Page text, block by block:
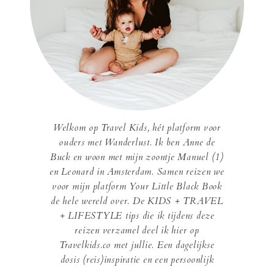
Welkom op Travel Kids, hét platform voor
ouders met Wanderlust. Ik ben Anne de
Buck en woon met mijn zoontje Manuel (1)
en Leonard in Amsterdam. Samen reizen we
voor mijn platform Your Little Black Book
de hele wereld over. De KIDS + TRAVEL
+ LIFESTYLE tips die ik tijdens deze
reizen verzamel deel ik hier op
Travelkids.co met jullie. Een dagelijkse
dosis (reis)inspiratie en een persoonlijk